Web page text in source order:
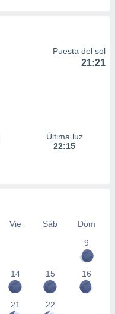
Puesta del sol
21:21
Última luz
22:15
Vie Sáb
Dom
9
14 15 16
21 22